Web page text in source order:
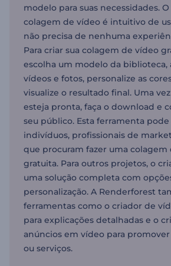
modelo para suas necessidades.
colagem de vídeo é intuitivo de
não precisa de nenhuma
Para criar sua colagem de vídeo
escolha um modelo da biblioteca,
vídeos e fotos, personalize as
visualize o resultado final. Uma
esteja pronta, faça o download e
seu público. Esta ferramenta pode
indivíduos, profissionais de
que procuram fazer uma
gratuita. Para outros projetos, o
uma solução completa com
personalização. A Renderforest
ferramentas como o criador de
para explicações detalhadas e o
anúncios em vídeo para
ou serviços.